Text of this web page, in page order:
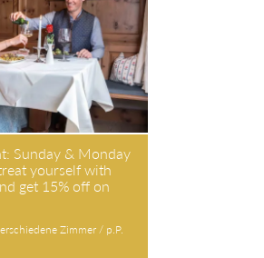
Sunday & Monday
yourself with
get 15% off on